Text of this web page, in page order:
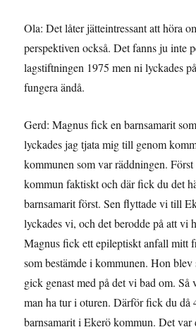
Ola: Det låter jätteintressant att höra
perspektiven också. Det fanns ju inte
lagstiftningen 1975 men ni lyckades
fungera ändå.
Gerd: Magnus fick en barnsamarit
lyckades jag tjata mig till genom
kommunen som var räddningen.
kommun faktiskt och där fick du det
barnsamarit först. Sen flyttade vi till
lyckades vi, och det berodde på att vi
Magnus fick ett epileptiskt anfall mitt
som bestämde i kommunen. Hon blev
gick genast med på det vi bad om. Så
man ha tur i oturen. Därför fick du då
barnsamarit i Ekerö kommun. Det var